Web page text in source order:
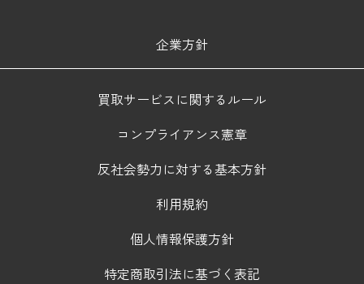
企業方針
買取サービスに関するルール
コンプライアンス憲章
反社会勢力に対する基本方針
利用規約
個人情報保護方針
特定商取引法に基づく表記